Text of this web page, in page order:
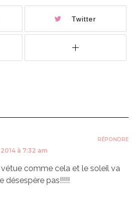
Twitter
à 7:32 am
vétue comme cela et le soleil va
désespère pas!!!!!
RÉPONDRE